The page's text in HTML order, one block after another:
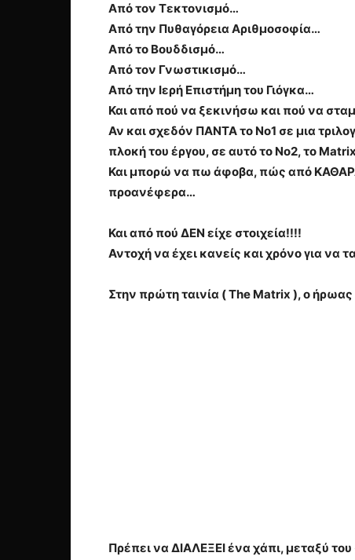
Από τον Τεκτονισμό…
Από την Πυθαγόρεια Αριθμοσοφία…
Από το Βουδδισμό…
Από τον Γνωστικισμό…
Από την Ιερή Επιστήμη του Γιόγκα…
Και από πού να ξεκινήσω και πού να
Αν και σχεδόν ΠΑΝΤΑ το Νο1 σε μια
πλοκή του έργου, σε αυτό το Νο2, το
Και μπορώ να πω άφοβα, πώς από
προανέφερα…
Και από πού ΔΕΝ είχε στοιχεία!!!!
Αντοχή να έχει κανείς και χρόνο για να
Στην πρώτη ταινία ( The Matrix ), ο
Πρέπει να ΔΙΑΛΕΞΕΙ ένα χάπι, μεταξύ